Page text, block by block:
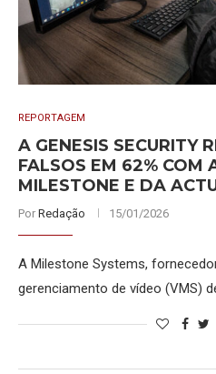
REPORTAGEM
A GENESIS SECURITY
FALSOS EM 62% COM
MILESTONE E DA
Por Redação 15/01/2026
A Milestone Systems,
gerenciamento de vídeo (VMS)